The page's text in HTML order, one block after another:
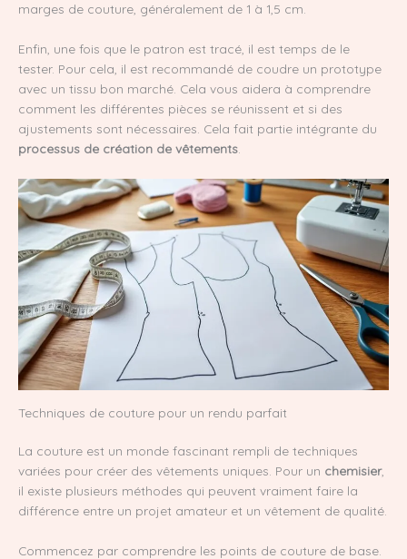
marges de couture, généralement de 1 à 1,5 cm.
Enfin, une fois que le patron est tracé, il est temps de le
tester. Pour cela, il est recommandé de coudre un prototype
avec un tissu bon marché. Cela vous aidera à comprendre
comment les différentes pièces se réunissent et si des
ajustements sont nécessaires. Cela fait partie intégrante du
processus de création de vêtements
Techniques de couture pour un rendu parfait
La couture est un monde fascinant rempli de techniques
variées pour créer des vêtements uniques. Pour un chemisier,
il existe plusieurs méthodes qui peuvent vraiment faire la
différence entre un projet amateur et un vêtement de qualité.
Commencez par comprendre les points de couture de base.